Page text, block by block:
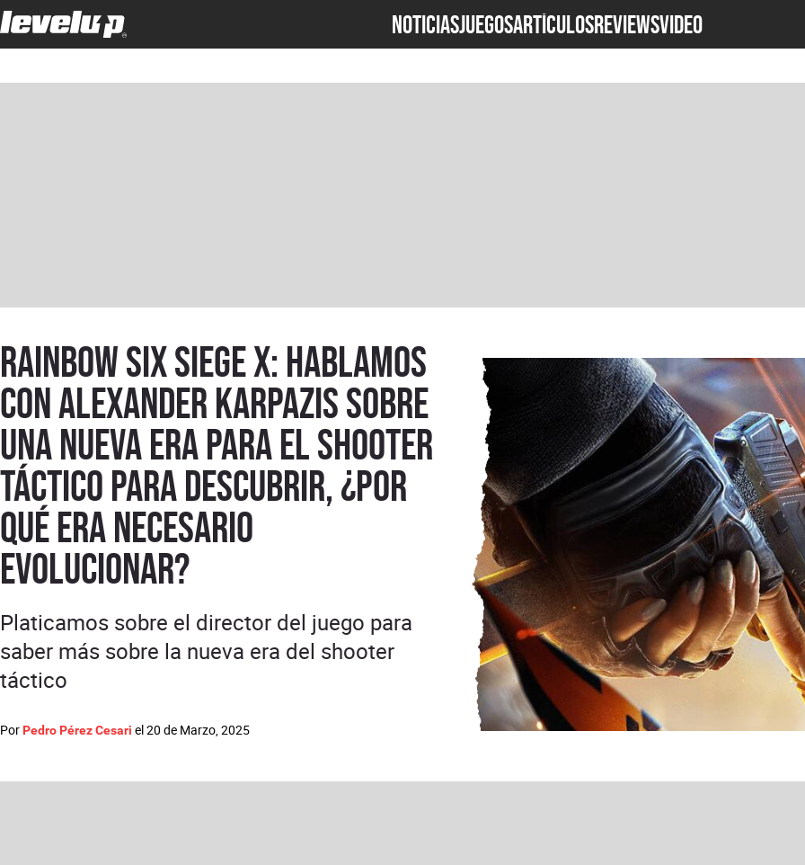
NOTICIASJUEGOSARTÍCULOSREVIEWSVideo
Rainbow Six Siege X: hablamos
con Alexander Karpazis sobre
una nueva era para el shooter
táctico para descubrir, ¿por
qué era necesario
evolucionar?
Por Pedro Pérez Cesari el20 de Marzo, 2025
Platicamos sobre el director del juego para
saber más sobre la nueva era del shooter
táctico